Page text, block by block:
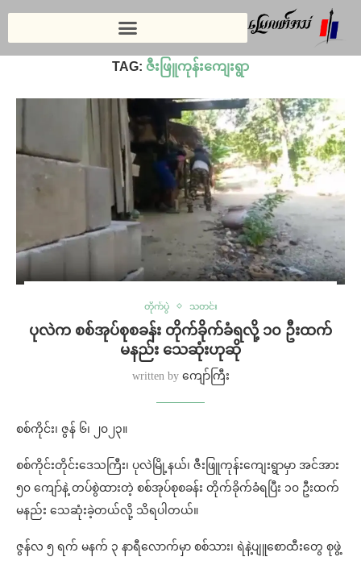
ဇီးဖြူကုန်းကျေးရွာ
TAG: ဇီးဖြူကုန်းကျေးရွာ
တိုက်ပွဲ သတင်း
ပုလဲက စစ်အုပ်စုစခန်း တိုက်ခိုက်ခံရလို့ ၁၀ ဦးထက်
မနည်း သေဆုံးဟုဆို
written by ကျော်ကြီး
စစ်ကိုင်း၊ ဇွန် ၆၊ ၂၀၂၃။
စစ်ကိုင်းတိုင်းဒေသကြီး၊ ပုလဲမြို့နယ်၊ ဇီးဖြူကုန်းကျေးရွာမှာ အင်အား
၅၀ ကျော်နဲ့ တပ်စွဲထားတဲ့ စစ်အုပ်စုစခန်း တိုက်ခိုက်ခံရပြီး ၁၀ ဦးထက်
မနည်း သေဆုံးခဲ့တယ်လို့ သိရပါတယ်။
ဇွန်လ ၅ ရက် မနက် ၃ နာရီလောက်မှာ စစ်သား၊ ရဲနဲ့ပျူစောထီးတွေ စုဖွဲ့